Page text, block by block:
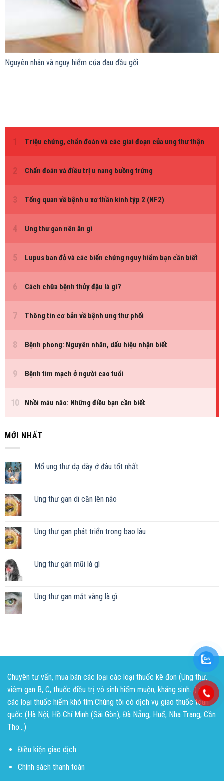
Nguyên nhân và nguy hiểm của đau đầu gối
MỚI NHẤT
Mổ ung thư dạ dày ở đâu tốt nhất
Ung thư gan di căn lên não
Ung thư gan phát triển trong bao lâu
Ung thư gân mũi là gì
Ung thư gan mắt vàng là gì
Chuyên tư vấn, mua bán các loại các loại thuốc kê đơn (Ung thư,
viêm gan B, C, thuốc điều trị vô sinh hiếm muộn, kháng sinh...) và
các loại thuốc hiếm khó tìm.Chúng tôi có dịch vụ giao thuốc toàn
quốc (Hà Nội, Hồ Chí Minh (Sài Gòn), Đà Nẵng, Huế, Nha Trang, Cần
Thơ...)
Điều kiện giao dịch
Chính sách thanh toán